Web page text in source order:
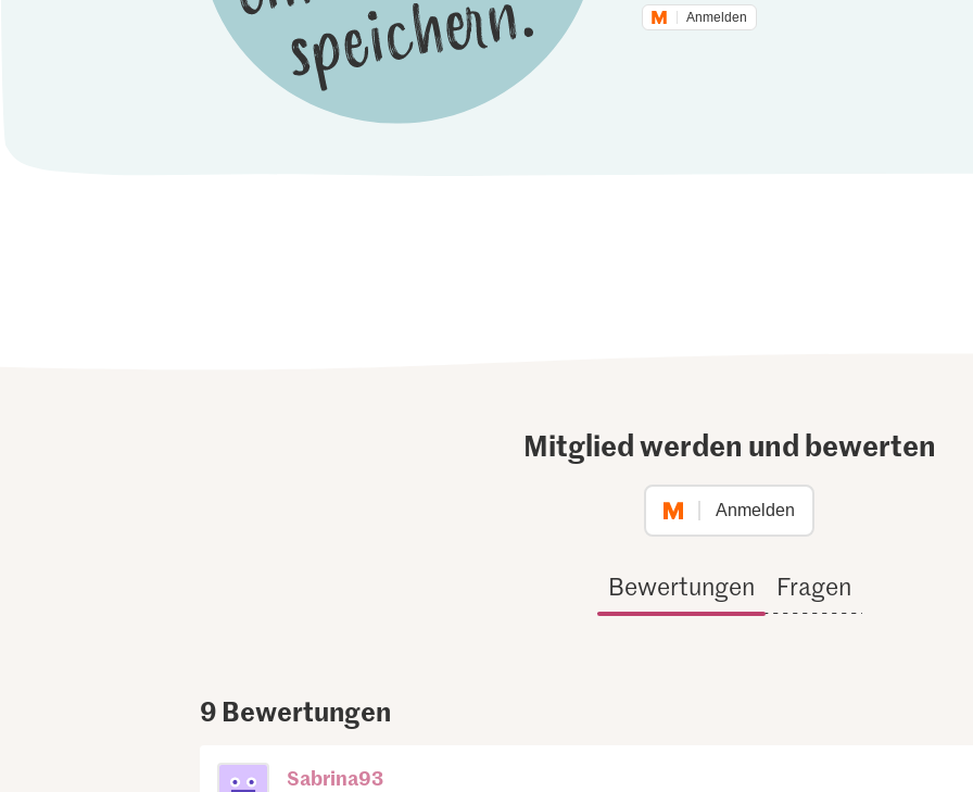
Anmelden
Mitglied werden und bewerten
Anmelden
Bewertungen Fragen
9 Bewertungen
Sabrina93